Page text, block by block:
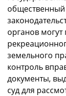
органов
земельного
контроль
документы,
суд для